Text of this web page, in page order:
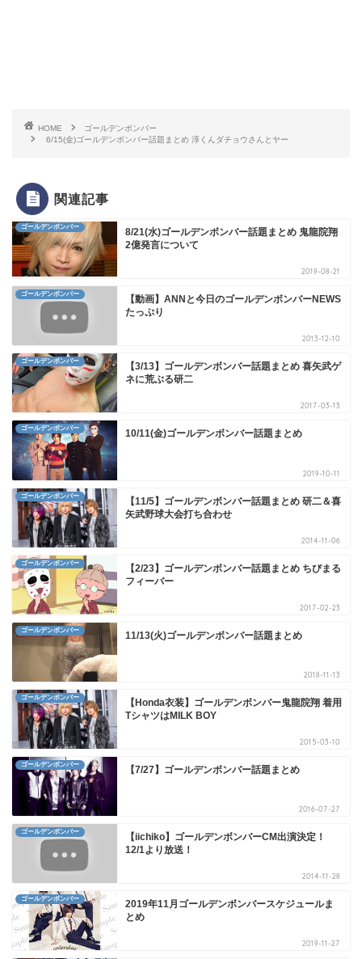
HOME
ゴールデンボンバー
6/15(金)ゴールデンボンバー話題まとめ 淳くんダチョウさんとヤー
関連記事
ゴールデンボンバー
8/21(水)ゴールデンボンバー話題まとめ 鬼龍院翔
2億発言について
2019-08-21
ゴールデンボンバー
【動画】ANNと今日のゴールデンボンバーNEWS
たっぷり
2013-12-10
ゴールデンボンバー
【3/13】ゴールデンボンバー話題まとめ 喜矢武ゲ
ネに荒ぶる研二
2017-03-13
ゴールデンボンバー 10/11(金)ゴールデンボンバー話題まとめ
2019-10-11
ゴールデンボンバー
【11/5】ゴールデンボンバー話題まとめ 研二＆喜
矢武野球大会打ち合わせ
2014-11-06
ゴールデンボンバー
【2/23】ゴールデンボンバー話題まとめ ちびまる
フィーバー
2017-02-23
ゴールデンボンバー 11/13(火)ゴールデンボンバー話題まとめ
2018-11-13
ゴールデンボンバー
【Honda衣装】ゴールデンボンバー鬼龍院翔 着用
TシャツはMILK BOY
2015-03-10
ゴールデンボンバー 【7/27】ゴールデンボンバー話題まとめ
2016-07-27
ゴールデンボンバー
【iichiko】ゴールデンボンバーCM出演決定！
12/1より放送！
2014-11-28
ゴールデンボンバー
2019年11月ゴールデンボンバースケジュールま
とめ
2019-11-27